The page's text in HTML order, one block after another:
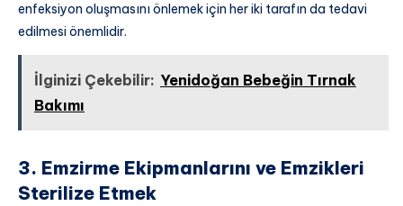
enfeksiyon oluşmasını önlemek için her iki tarafın da tedavi
edilmesi önemlidir.
İlginizi Çekebilir: Yenidoğan Bebeğin Tırnak
Bakımı
3. Emzirme Ekipmanlarını ve Emzikleri
Sterilize Etmek